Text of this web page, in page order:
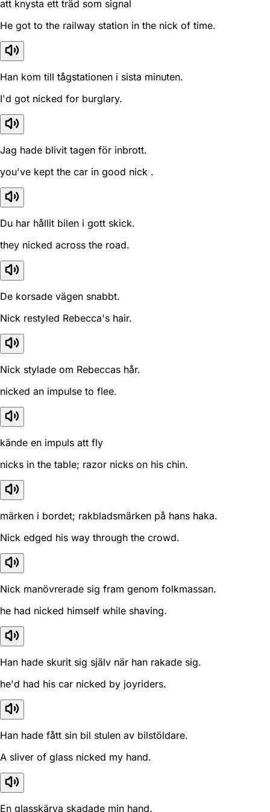
att knysta ett träd som signal
He got to the railway station in the nick of time.
Han kom till tågstationen i sista minuten.
I'd got nicked for burglary.
Jag hade blivit tagen för inbrott.
you've kept the car in good nick .
Du har hållit bilen i gott skick.
they nicked across the road.
De korsade vägen snabbt.
Nick restyled Rebecca's hair.
Nick stylade om Rebeccas hår.
nicked an impulse to flee.
kände en impuls att fly
nicks in the table; razor nicks on his chin.
märken i bordet; rakbladsmärken på hans haka.
Nick edged his way through the crowd.
Nick manövrerade sig fram genom folkmassan.
he had nicked himself while shaving.
Han hade skurit sig själv när han rakade sig.
he'd had his car nicked by joyriders.
Han hade fått sin bil stulen av bilstöldare.
A sliver of glass nicked my hand.
En glasskärva skadade min hand.